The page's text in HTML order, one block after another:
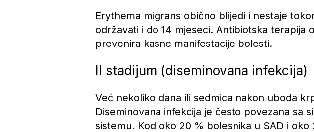
Erythema migrans obično blijedi i nestaje
održavati i do 14 mjeseci. Antibiotska terapija
prevenira kasne manifestacije bolesti.
II stadijum (diseminovana infekcija)
Već nekoliko dana ili sedmica nakon uboda
Diseminovana infekcija je često povezana sa
sistemu. Kod oko 20 % bolesnika u SAD i